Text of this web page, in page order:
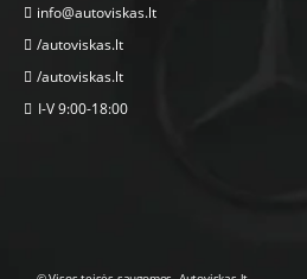
info@autoviskas.lt
/autoviskas.lt
/autoviskas.lt
I-V 9:00-18:00